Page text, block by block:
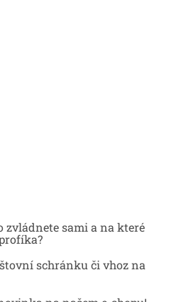
sami a na které
schránku či vhoz na